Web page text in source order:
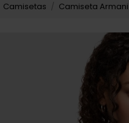
Camisetas Camiseta